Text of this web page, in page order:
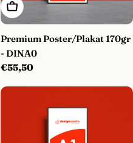
In Den Warenkorb
Premium Poster/Plakat 170gr
- DINA0
Regulärer
€55,50